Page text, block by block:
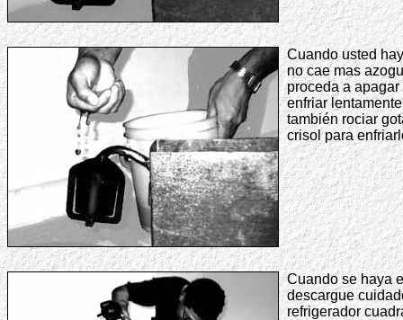
Cuando usted
no cae mas
proceda a
enfriar
también rociar
crisol para
Cuando se haya
descargue
refrigerador